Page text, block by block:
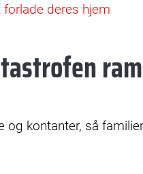
deres hjem
og kontanter, så